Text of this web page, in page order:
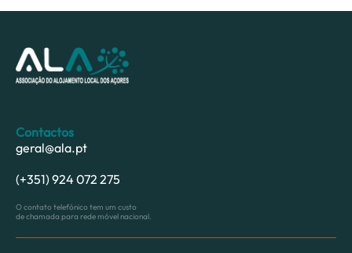
Contactos
geral@ala.pt
(+351) 924 072 275
O contato telefónico tem um custo
de chamada para rede móvel nacional.